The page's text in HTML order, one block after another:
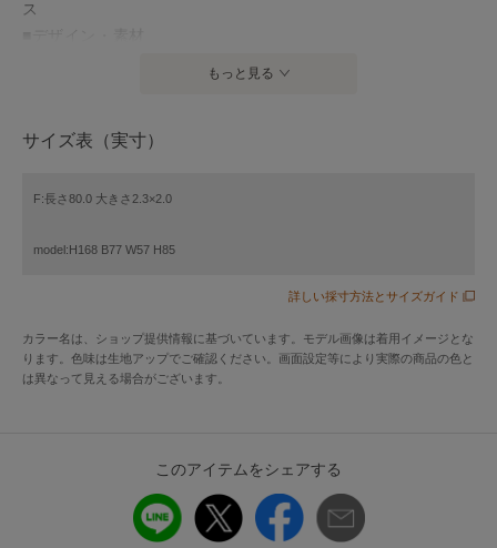
ス
を兼ね備えています。スライドボール式のアジャスターを採
襟ぐりやスタイリングに合わせてベストなバランスで着用が
として合わせるだけで顔周りを華やかに演出します。カラー
印象のシルバー(#091)の2色展開です。
※画像はサンプルを使用している為、実際にお届けする商品
と仕様が異なる場合がございます。
送料無料
（税込5,000円以上ご購入で送料無料）
もっと見る
サイズ表（実寸）
F:長さ80.0 大きさ2.3×2.0
model:H168 B77 W57 H85
詳しい採寸方法とサイズガイド
カラー名は、ショップ提供情報に基づいています。モデル画像は着用イメージとな
ります。色味は生地アップでご確認ください。画面設定等により実際の商品の色と
は異なって見える場合がございます。
このアイテムをシェアする